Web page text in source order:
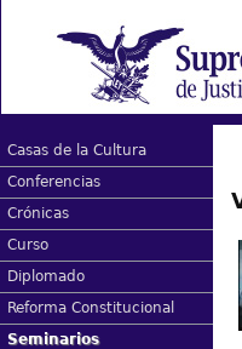
Casas de la Cultura
Conferencias
Crónicas
Curso
Diplomado
Reforma Constitucional
Seminarios